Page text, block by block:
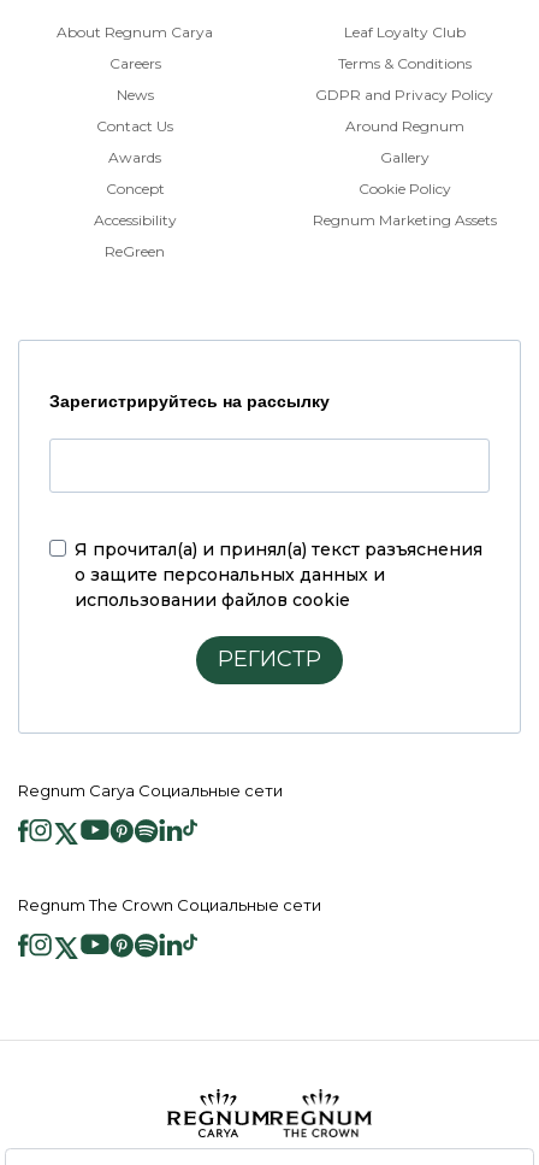
About Regnum Carya
Careers
News
Contact Us
Awards
Concept
Accessibility
ReGreen
Leaf Loyalty Club
Terms & Conditions
GDPR and Privacy Policy
Around Regnum
Gallery
Cookie Policy
Regnum Marketing Assets
Зарегистрируйтесь на рассылку
Я прочитал(а) и принял(а) текст разъяснения
о защите персональных данных и
использовании файлов cookie
РЕГИСТР
Regnum Carya Социальные сети
Regnum The Crown Социальные сети